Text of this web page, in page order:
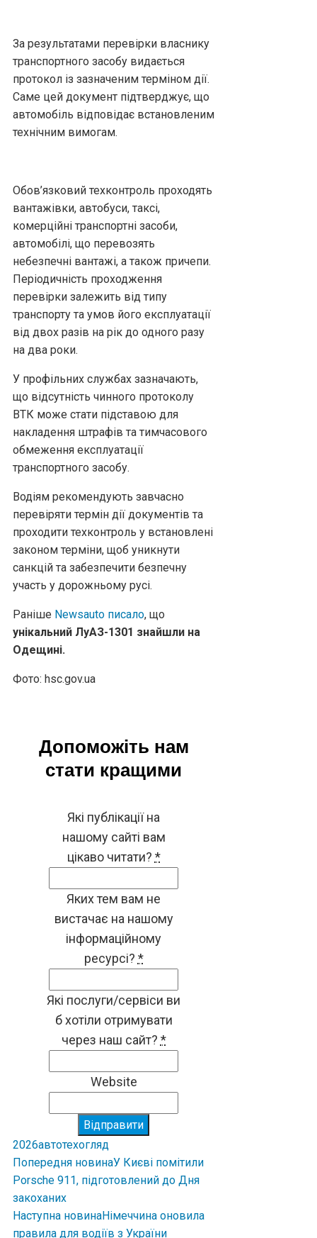
За результатами перевірки власнику
транспортного засобу видається
протокол із зазначеним терміном дії.
Саме цей документ підтверджує, що
автомобіль відповідає встановленим
технічним вимогам.
Обов’язковий техконтроль проходять
вантажівки, автобуси, таксі,
комерційні транспортні засоби,
автомобілі, що перевозять
небезпечні вантажі, а також причепи.
Періодичність проходження
перевірки залежить від типу
транспорту та умов його експлуатації
від двох разів на рік до одного разу
на два роки.
У профільних службах зазначають,
що відсутність чинного протоколу
ВТК може стати підставою для
накладення штрафів та тимчасового
обмеження експлуатації
транспортного засобу.
Водіям рекомендують завчасно
перевіряти термін дії документів та
проходити техконтроль у встановлені
законом терміни, щоб уникнути
санкцій та забезпечити безпечну
участь у дорожньому русі.
Раніше Newsauto писало, що
унікальний ЛуАЗ-1301 знайшли на
Одещині.
Фото: hsc.gov.ua
Допоможіть нам
стати кращими
Які публікації на
нашому сайті вам
цікаво читати? *
Яких тем вам не
вистачає на нашому
інформаційному
ресурсі? *
Які послуги/сервіси ви
б хотіли отримувати
через наш сайт? *
Website
Відправити
2026автотехогляд
Попередня новинаУ Києві помітили
Porsche 911, підготовлений до Дня
закоханих
Наступна новинаНімеччина оновила
правила для водіїв з України